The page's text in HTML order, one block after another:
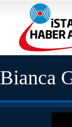
Bianca